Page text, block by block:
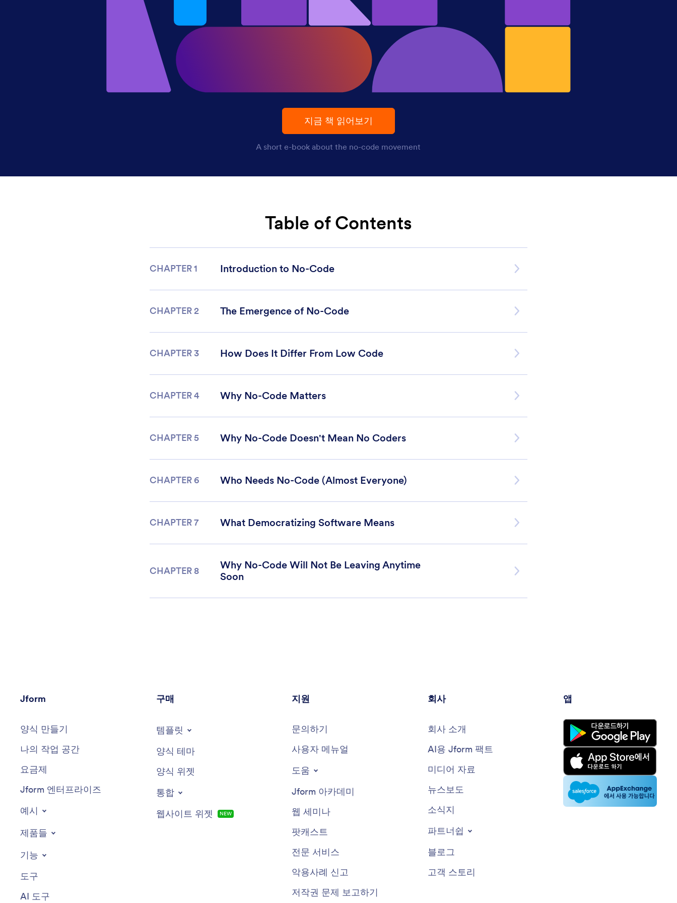
지금 책 읽어보기
A short e-book about the no-code movement
Table of Contents
CHAPTER 1 Introduction to No-Code
CHAPTER 2 The Emergence of No-Code
CHAPTER 3 How Does It Differ From Low Code
CHAPTER 4 Why No-Code Matters
CHAPTER 5 Why No-Code Doesn't Mean No Coders
CHAPTER 6 Who Needs No-Code (Almost Everyone)
CHAPTER 7 What Democratizing Software Means
CHAPTER 8
Why No-Code Will Not Be Leaving Anytime
Soon
Jform
양식 만들기
나의 작업 공간
요금제
Jform 엔터프라이즈
예시
제품들
기능
도구
AI 도구
구매
템플릿
양식 테마
양식 위젯
통합
웹사이트 위젯
NEW
지원
문의하기
사용자 메뉴얼
도움
Jform 아카데미
웹 세미나
팟캐스트
전문 서비스
악용사례 신고
저작권 문제 보고하기
회사
회사 소개
AI용 Jform 팩트
미디어 자료
뉴스보도
소식지
파트너쉽
블로그
고객 스토리
앱